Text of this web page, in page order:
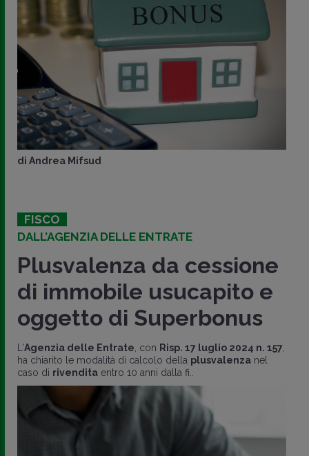
di Andrea Mifsud
FISCO
DALL’AGENZIA DELLE ENTRATE
Plusvalenza da cessione
di immobile usucapito e
oggetto di Superbonus
L'Agenzia delle Entrate, con Risp. 17 luglio 2024 n. 157,
ha chiarito le modalità di calcolo della plusvalenza nel
caso di rivendita entro 10 anni dalla fi..